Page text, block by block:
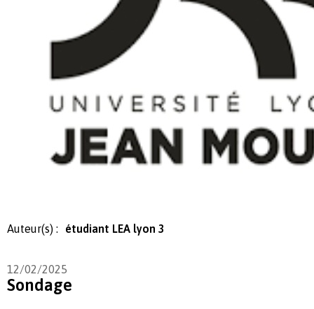
Auteur(s) : étudiant LEA lyon 3
12/02/2025
Sondage